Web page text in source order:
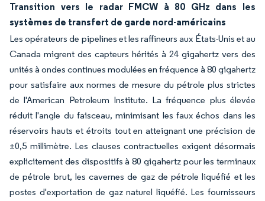
Transition vers le radar FMCW à 80 GHz dans les
systèmes de transfert de garde nord-américains
Les opérateurs de pipelines et les raffineurs aux États-Unis et au
Canada migrent des capteurs hérités à 24 gigahertz vers des
unités à ondes continues modulées en fréquence à 80 gigahertz
pour satisfaire aux normes de mesure du pétrole plus strictes
de l'American Petroleum Institute. La fréquence plus élevée
réduit l'angle du faisceau, minimisant les faux échos dans les
réservoirs hauts et étroits tout en atteignant une précision de
±0,5 millimètre. Les clauses contractuelles exigent désormais
explicitement des dispositifs à 80 gigahertz pour les terminaux
de pétrole brut, les cavernes de gaz de pétrole liquéfié et les
postes d'exportation de gaz naturel liquéfié. Les fournisseurs